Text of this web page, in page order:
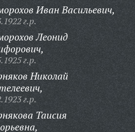
Иван Васильевич,
г.р.
Леонид
г.р.
Николай
г.р.
Таисия